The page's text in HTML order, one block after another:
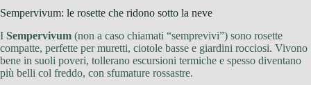
Sempervivum: le rosette che ridono sotto la neve
I Sempervivum (non a caso chiamati “semprevivi”) sono rosette
compatte, perfette per muretti, ciotole basse e giardini rocciosi. Vivono
bene in suoli poveri, tollerano escursioni termiche e spesso diventano
più belli col freddo, con sfumature rossastre.